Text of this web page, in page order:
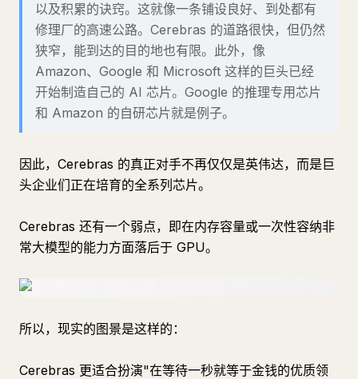
以及积累的诀窍。这就像一条铺设良好、到处都有
修理厂的高速公路。Cerebras 的道路很快，但仍然
狭窄，能到达的目的地也有限。此外，像
Amazon、Google 和 Microsoft 这样的巨头已经
开始制造自己的 AI 芯片。Google 的推理专用芯片
和 Amazon 的自研芯片就是例子。
因此，Cerebras 的真正对手不再仅仅是英伟达，而是巨
头企业们正在培育的全系列芯片。
Cerebras 还有一个弱点，即在内存容量或一次性容纳非
常大模型的能力方面落后于 GPU。
所以，现实的图景是这样的：
Cerebras 更适合扮演"在等待一秒就等于金钱的优质领